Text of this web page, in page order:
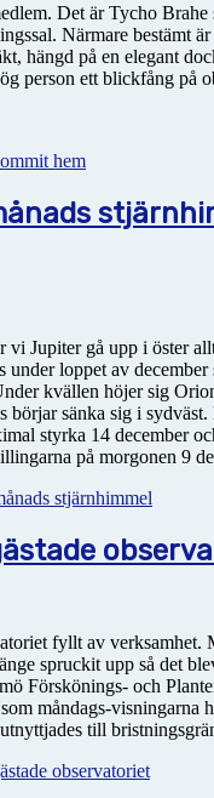
Det är Tycho Brahe
Närmare bestämt
hängd på en elegant
person ett blickfång på
hem
vi Jupiter gå upp i öster
under loppet av december
kvällen höjer sig
börjar sänka sig i
styrka 14 december
på morgonen 9
stjärnhimmel
fyllt av verksamhet.
spruckit upp så det
Förskönings- och
måndags-visningarna
till
observatoriet